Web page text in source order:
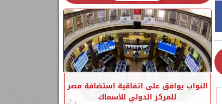
النواب يوافق على اتفاقية استضافة مصر
للمركز الدولي للأسماك